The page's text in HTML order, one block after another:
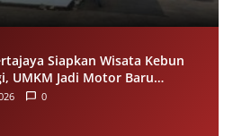
Siapkan Wisata Kebun
UMKM Jadi Motor Baru
0